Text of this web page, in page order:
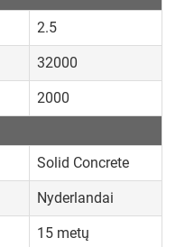
2.5
32000
2000
Solid Concrete
Nyderlandai
15 metų